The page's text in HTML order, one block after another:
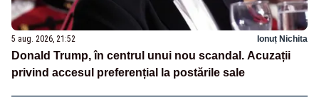
5 aug. 2026, 21:52 Ionuț Nichita
Donald Trump, în centrul unui nou scandal. Acuzații
privind accesul preferențial la postările sale